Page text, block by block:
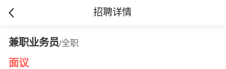
招聘详情
兼职业务员/全职
面议